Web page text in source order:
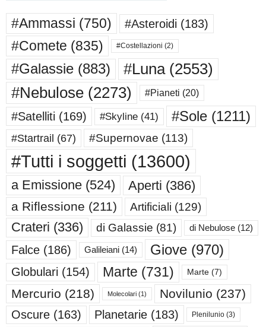
#Ammassi (750) #Asteroidi (183)
#Comete (835) #Costellazioni (2)
#Galassie (883) #Luna(2553)
#Nebulose (2273) #Pianeti (20)
#Satelliti (169) #Skyline (41) #Sole (1211)
#Startrail (67) #Supernovae (113)
#Tutti i soggetti (13600)
a Emissione (524) Aperti (386)
a Riflessione (211) Artificiali (129)
Crateri (336) di Galassie (81) di Nebulose (12)
Falce (186) Galileiani (14) Giove (970)
Globulari (154) Marte (731) Marte (7)
Mercurio (218) Molecolari (1) Novilunio (237)
Oscure (163) Planetarie (183) Plenilunio (3)